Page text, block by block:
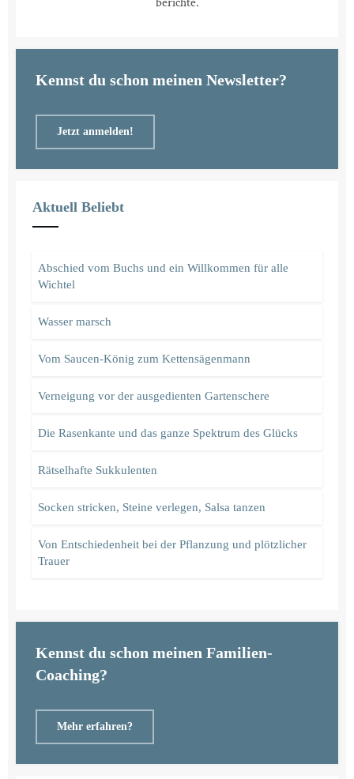
Kennst du schon meinen Newsletter?
Jetzt anmelden!
Aktuell Beliebt
Abschied vom Buchs und ein Willkommen für alle
Wichtel
Wasser marsch
Vom Saucen-König zum Kettensägenmann
Verneigung vor der ausgedienten Gartenschere
Die Rasenkante und das ganze Spektrum des Glücks
Rätselhafte Sukkulenten
Socken stricken, Steine verlegen, Salsa tanzen
Von Entschiedenheit bei der Pflanzung und plötzlicher
Trauer
Kennst du schon meinen Familien-
Coaching?
Mehr erfahren?